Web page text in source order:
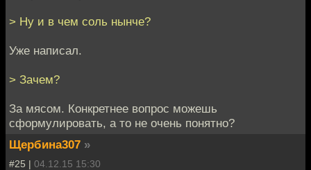
> Ну и в чем соль нынче?
Уже написал.
> Зачем?
За мясом. Конкретнее вопрос можешь
сформулировать, а то не очень понятно?
Щербина307 »
#25 | 04.12.15 15:30